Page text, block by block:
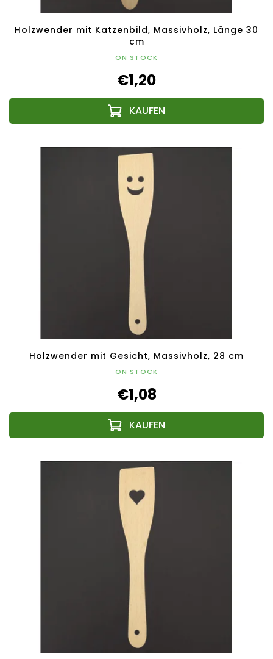
Holzwender mit Katzenbild, Massivholz, Länge 30
cm
ON STOCK
€1,20
Holzwender mit Gesicht, Massivholz, 28 cm
ON STOCK
€1,08